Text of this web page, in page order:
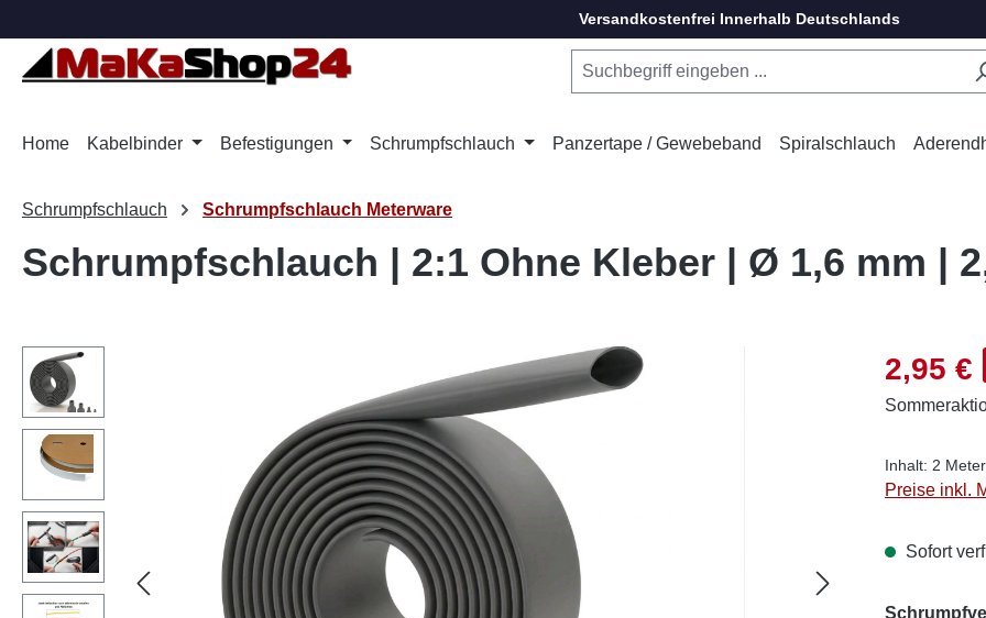
Versandkostenfrei Innerhalb Deutschlands
Home Kabelbinder Befestigungen Schrumpfschlauch Panzertape / Gewebeband Spiralschlauch
Schrumpfschlauch Schrumpfschlauch Meterware
Schrumpfschlauch | 2:1 Ohne Kleber | Ø 1,6 mm |
Bildergalerie überspringen 2,95 €
Inhalt: 2 Meter
Preise inkl.
Sofort